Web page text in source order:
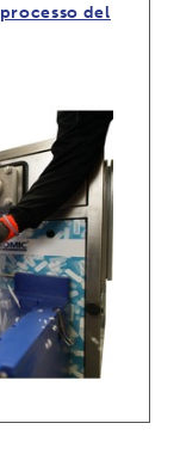
processo del